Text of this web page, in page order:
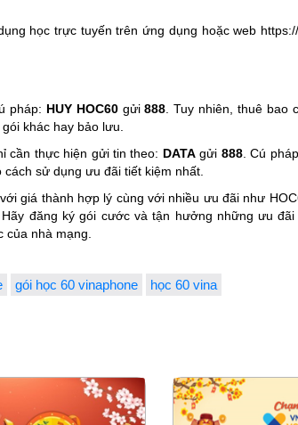
học trực tuyến trên ứng dụng hoặc web
pháp: HUY HOC60gửi888 . Tuy nhiên, thuê
khác hay bảo lưu.
cần thực hiện gửi tin theo: DATAgửi 888. Cú
sử dụng ưu đãi tiết kiệm nhất.
giá thành hợp lý cùng với nhiều ưu đãi như
đăng ký gói cước và tận hưởng những ưu
nhà mạng.
gói học 60 vinaphone học 60 vina